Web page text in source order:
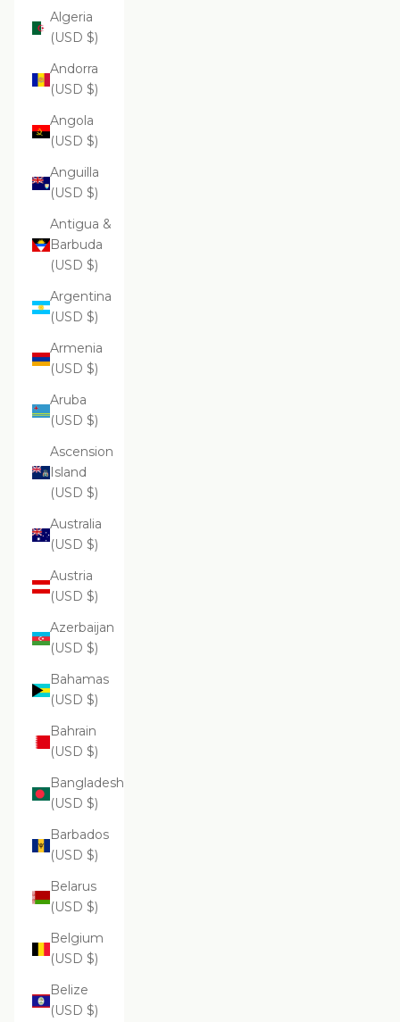
Algeria
(USD $)
Andorra
(USD $)
Angola
(USD $)
Anguilla
(USD $)
Antigua &
Barbuda
(USD $)
Argentina
(USD $)
Armenia
(USD $)
Aruba
(USD $)
Ascension
Island
(USD $)
Australia
(USD $)
Austria
(USD $)
Azerbaijan
(USD $)
Bahamas
(USD $)
Bahrain
(USD $)
Bangladesh
(USD $)
Barbados
(USD $)
Belarus
(USD $)
Belgium
(USD $)
Belize
(USD $)